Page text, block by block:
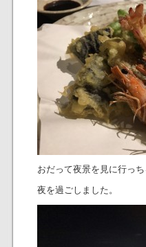
おだって夜景を見に行っ
夜を過ごしました。